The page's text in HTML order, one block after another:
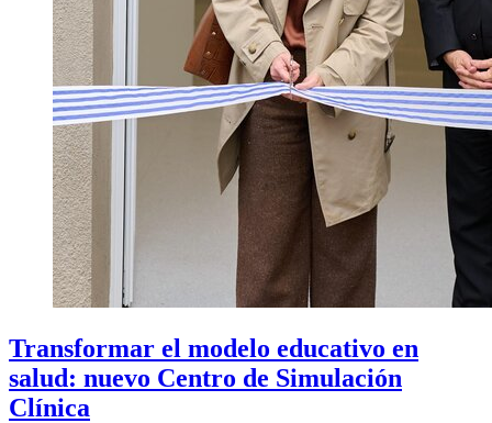
Transformar el modelo educativo en
salud: nuevo Centro de Simulación
Clínica